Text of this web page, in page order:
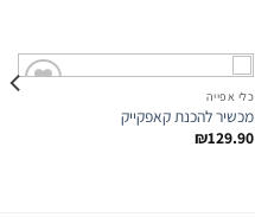
כלי אפייה
מכשיר להכנת קאפקייק
₪129.90